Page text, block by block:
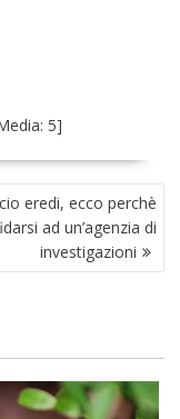
5]
eredi, ecco perchè
ad un’agenzia di
investigazioni